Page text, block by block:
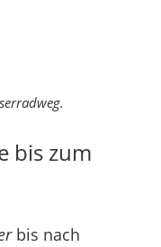
bis zum
bis nach